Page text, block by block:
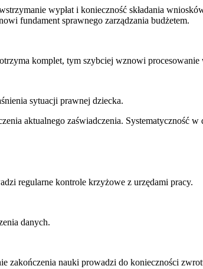
wypłat i konieczność składania
fundament sprawnego zarządzania budżetem.
komplet, tym szybciej wznowi procesowanie
sytuacji prawnej dziecka.
aktualnego zaświadczenia. Systematyczność
regularne kontrole krzyżowe z urzędami pracy.
danych.
zakończenia nauki prowadzi do konieczności